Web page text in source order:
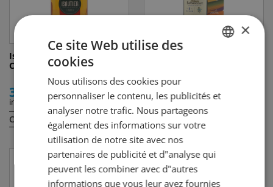
Isautier Mangue
Caramélisée Rhum Arrangé
31.50
incl. TVA
Contenu: 50 cl
59.00
incl. TVA
Contenu:
×
Ce site Web utilise des
cookies
Nous utilisons des cookies pour
personnaliser le contenu, les publicités et
analyser notre trafic. Nous partageons
également des informations sur votre
utilisation de notre site avec nos
partenaires de publicité et d"analyse qui
peuvent les combiner avec d"autres
informations que vous leur avez fournies